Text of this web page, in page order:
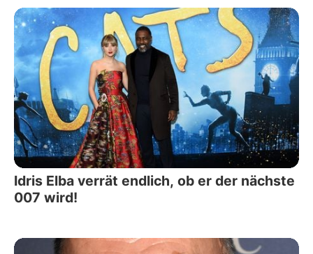
Idris Elba verrät endlich, ob er der nächste
007 wird!